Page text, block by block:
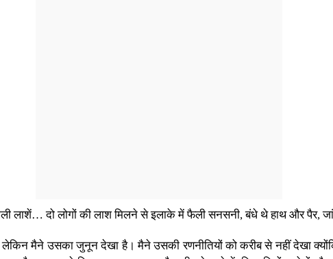
लाशें… दो लोगों की लाश मिलने से इलाके में फैली सनसनी, बंधे थे हाथ और पैर,
लेकिन मैने उसका जुनून देखा है। मैने उसकी रणनीतियों को करीब से नहीं देखा